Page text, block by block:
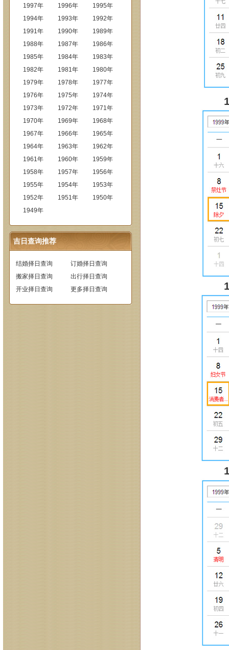
1997年
1996年
1995年
1994年
1993年
1992年
1991年
1990年
1989年
1988年
1987年
1986年
1985年
1984年
1983年
1982年
1981年
1980年
1979年
1978年
1977年
1976年
1975年
1974年
1973年
1972年
1971年
1970年
1969年
1968年
1967年
1966年
1965年
1964年
1963年
1962年
1961年
1960年
1959年
1958年
1957年
1956年
1955年
1954年
1953年
1952年
1951年
1950年
1949年
吉日查询推荐
结婚择日查询
订婚择日查询
搬家择日查询
出行择日查询
开业择日查询
更多择日查询